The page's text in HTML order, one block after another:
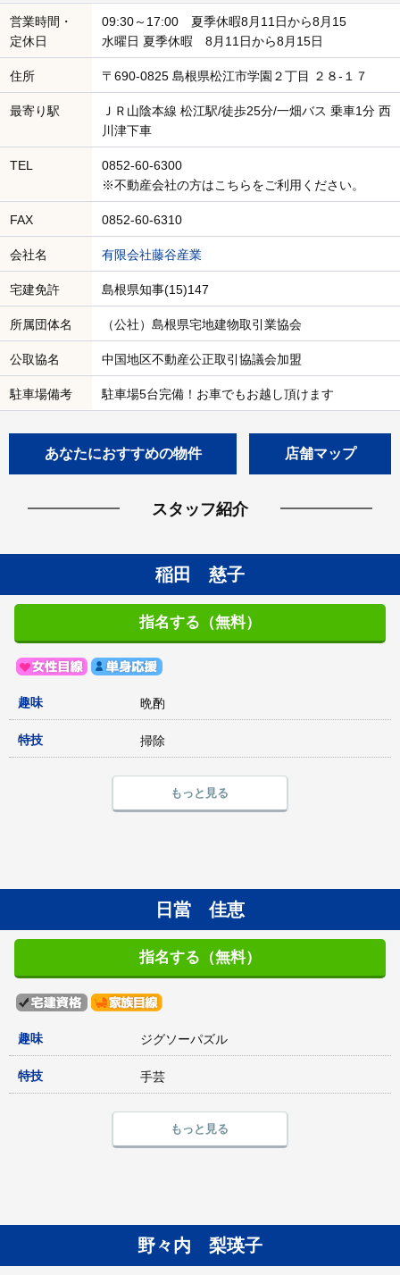
営業時間・
定休日
09:30～17:00 夏季休暇8月11日から8月15
水曜日 夏季休暇 8月11日から8月15日
住所 〒690-0825 島根県松江市学園２丁目 ２８-１７
最寄り駅
ＪＲ山陰本線 松江駅/徒歩25分/一畑バス 乗車1分 西
川津下車
TEL
0852-60-6300
※不動産会社の方はこちらをご利用ください。
FAX 0852-60-6310
会社名 有限会社藤谷産業
宅建免許 島根県知事(15)147
所属団体名 （公社）島根県宅地建物取引業協会
公取協名 中国地区不動産公正取引協議会加盟
駐車場備考 駐車場5台完備！お車でもお越し頂けます
あなたにおすすめの物件 店舗マップ
スタッフ紹介
稲田 慈子
指名する（無料）
趣味 晩酌
特技 掃除
もっと見る
日當 佳恵
指名する（無料）
趣味 ジグソーパズル
特技 手芸
もっと見る
野々内 梨瑛子